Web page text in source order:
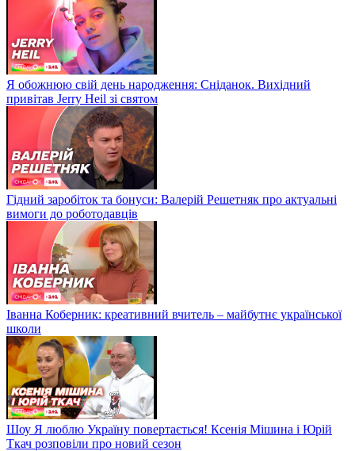
Я обожнюю свій день народження: Сніданок. Вихідний
привітав Jerry Heil зі святом
Гідний заробіток та бонуси: Валерій Решетняк про актуальні
вимоги до роботодавців
Іванна Коберник: креативний вчитель – майбутнє української
школи
Шоу Я люблю Україну повертається! Ксенія Мішина і Юрій
Ткач розповіли про новий сезон